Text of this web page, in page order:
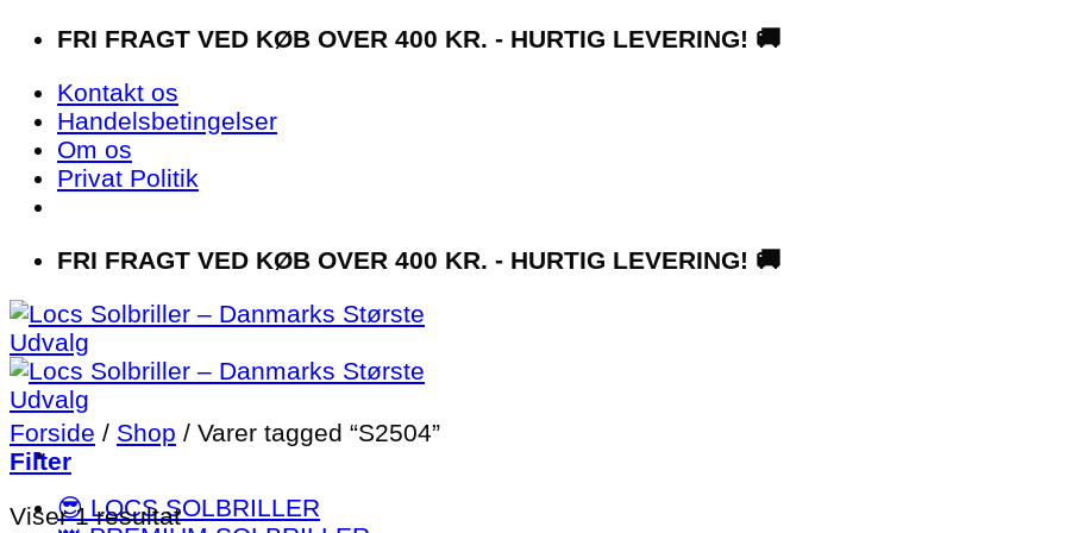
Fortsæt
indhold
FRI FRAGT VED KØB OVER 400 KR. - HURTIG LEVERING! 🚚
Kontakt os
Handelsbetingelser
Om os
Privat Politik
FRI FRAGT VED KØB OVER 400 KR. - HURTIG LEVERING! 🚚
😎 LOCS SOLBRILLER
Forside / Shop / Varer tagged “S2504”
Filter
Viser 1 resultat